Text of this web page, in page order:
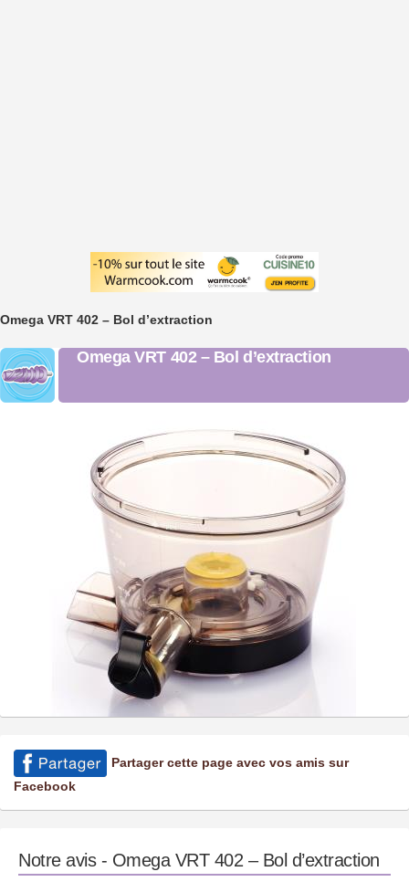
Omega VRT 402 – Bol d’extraction
Omega VRT 402 – Bol d’extraction
Partager cette page avec vos amis sur
Facebook
Notre avis - Omega VRT 402 – Bol d’extraction